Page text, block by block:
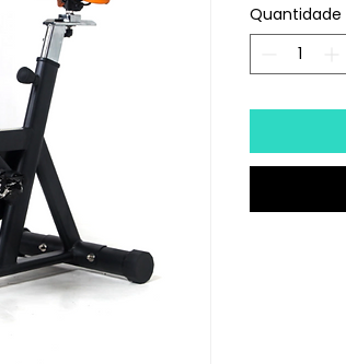
Quantidade